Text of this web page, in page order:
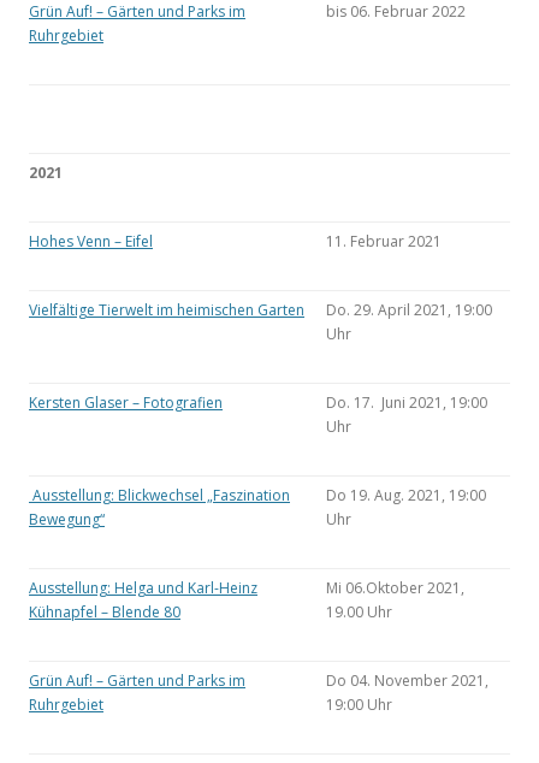
Grün Auf! – Gärten und Parks im
Ruhrgebiet
bis 06. Februar 2022
2021
Hohes Venn – Eifel 11. Februar 2021
Vielfältige Tierwelt im heimischen Garten
Do. 29. April 2021, 19:00
Uhr
Kersten Glaser – Fotografien
Do. 17. Juni 2021, 19:00
Uhr
Ausstellung: Blickwechsel „Faszination
Bewegung“
Do 19. Aug. 2021, 19:00
Uhr
Ausstellung: Helga und Karl-Heinz
Kühnapfel – Blende 80
Mi 06.Oktober 2021,
19.00 Uhr
Grün Auf! – Gärten und Parks im
Ruhrgebiet
Do 04. November 2021,
19:00 Uhr